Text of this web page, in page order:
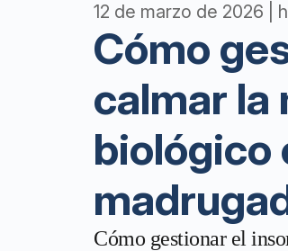
12 de marzo de 2026 |
Cómo
calmar la
biológico
Cómo gestionar el